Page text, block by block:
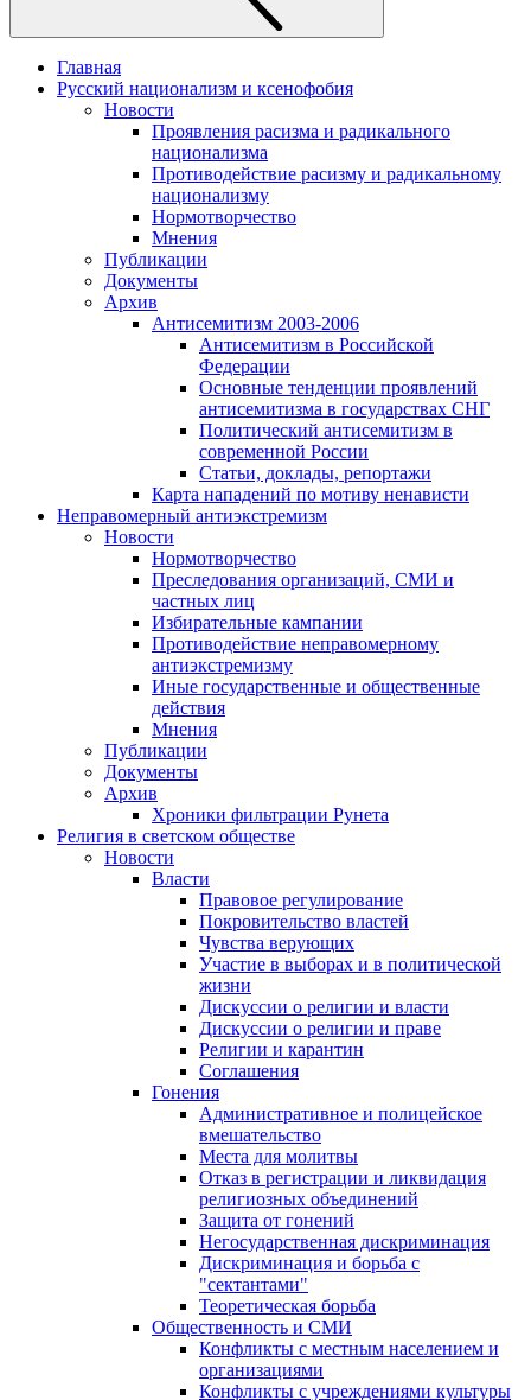
Главная
Русский национализм и ксенофобия
Новости
Проявления расизма и радикального
национализма
Противодействие расизму и радикальному
национализму
Нормотворчество
Мнения
Публикации
Документы
Архив
Антисемитизм 2003-2006
Антисемитизм в Российской
Федерации
Основные тенденции проявлений
антисемитизма в государствах СНГ
Политический антисемитизм в
современной России
Статьи, доклады, репортажи
Карта нападений по мотиву ненависти
Неправомерный антиэкстремизм
Новости
Нормотворчество
Преследования организаций, СМИ и
частных лиц
Избирательные кампании
Противодействие неправомерному
антиэкстремизму
Иные государственные и общественные
действия
Мнения
Публикации
Документы
Архив
Хроники фильтрации Рунета
Религия в светском обществе
Новости
Власти
Правовое регулирование
Покровительство властей
Чувства верующих
Участие в выборах и в политической
жизни
Дискуссии о религии и власти
Дискуссии о религии и праве
Религии и карантин
Соглашения
Гонения
Административное и полицейское
вмешательство
Места для молитвы
Отказ в регистрации и ликвидация
религиозных объединений
Защита от гонений
Негосударственная дискриминация
Дискриминация и борьба с
"сектантами"
Теоретическая борьба
Общественность и СМИ
Конфликты с местным населением и
организациями
Конфликты с учреждениями культуры